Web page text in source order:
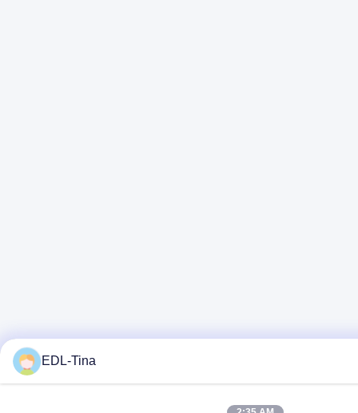
EDL-Tina